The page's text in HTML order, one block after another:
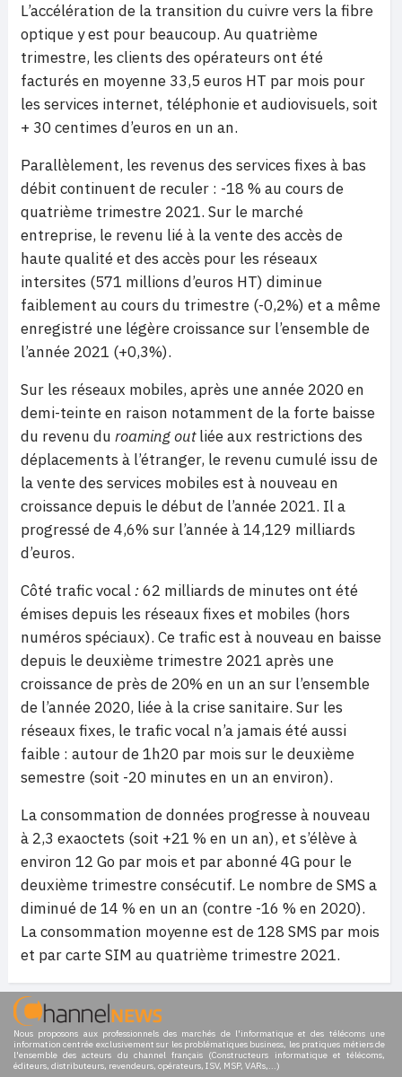
L’accélération de la transition du cuivre vers la fibre
optique y est pour beaucoup. Au quatrième
trimestre, les clients des opérateurs ont été
facturés en moyenne 33,5 euros HT par mois pour
les services internet, téléphonie et audiovisuels, soit
+ 30 centimes d’euros en un an.
Parallèlement, les revenus des services fixes à bas
débit continuent de reculer : -18 % au cours de
quatrième trimestre 2021. Sur le marché
entreprise, le revenu lié à la vente des accès de
haute qualité et des accès pour les réseaux
intersites (571 millions d’euros HT) diminue
faiblement au cours du trimestre (-0,2%) et a même
enregistré une légère croissance sur l’ensemble de
l’année 2021 (+0,3%).
Sur les réseaux mobiles, après une année 2020 en
demi-teinte en raison notamment de la forte baisse
du revenu du roaming outliée aux restrictions des
déplacements à l’étranger, le revenu cumulé issu de
la vente des services mobiles est à nouveau en
croissance depuis le début de l’année 2021. Il a
progressé de 4,6% sur l’année à 14,129 milliards
d’euros.
Côté trafic vocal:62 milliards de minutes ont été
émises depuis les réseaux fixes et mobiles (hors
numéros spéciaux). Ce trafic est à nouveau en baisse
depuis le deuxième trimestre 2021 après une
croissance de près de 20% en un an sur l’ensemble
de l’année 2020, liée à la crise sanitaire. Sur les
réseaux fixes, le trafic vocal n’a jamais été aussi
faible : autour de 1h20 par mois sur le deuxième
semestre (soit -20 minutes en un an environ).
La consommation de données progresse à nouveau
à 2,3 exaoctets (soit +21 % en un an), et s’élève à
environ 12 Go par mois et par abonné 4G pour le
deuxième trimestre consécutif. Le nombre de SMS a
diminué de 14 % en un an (contre -16 % en 2020).
La consommation moyenne est de 128 SMS par mois
et par carte SIM au quatrième trimestre 2021.
Nous proposons aux professionnels des marchés de l'informatique et des télécoms une
information centrée exclusivement sur les problématiques business, les pratiques métiers de
l'ensemble des acteurs du channel français (Constructeurs informatique et télécoms,
éditeurs, distributeurs, revendeurs, opérateurs, ISV, MSP, VARs,...)